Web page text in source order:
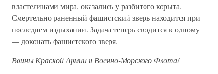
властелинами мира, оказались у разбитого корыта.
Смертельно раненный фашистский зверь находится при
последнем издыхании. Задача теперь сводится к одному
— доконать фашистского зверя.
Воины Красной Армии и Военно-Морского Флота!